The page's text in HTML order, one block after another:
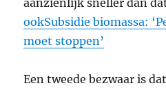
ookSubsidie biomassa:
moet stoppen’
Een tweede bezwaar is